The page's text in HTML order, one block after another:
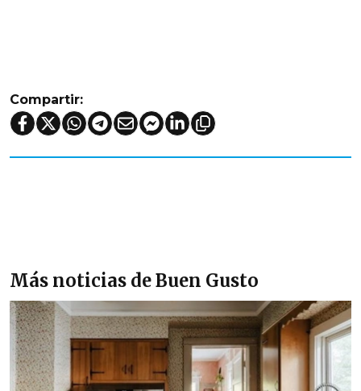
Compartir:
Más noticias de Buen Gusto